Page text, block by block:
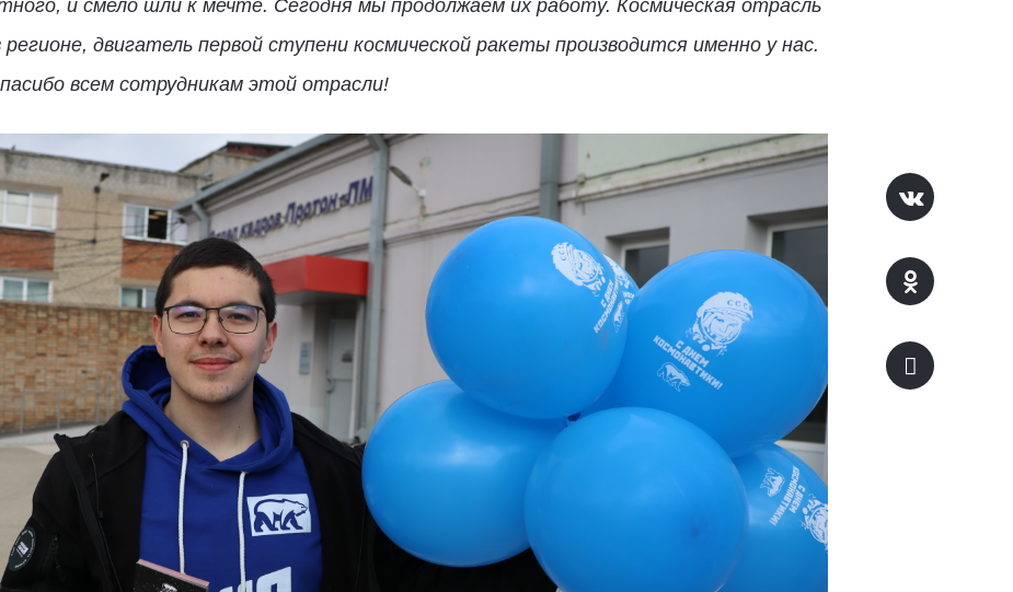
и смело шли к мечте. Сегодня мы продолжаем их работу. Космическая отрасль
двигатель первой ступени космической ракеты производится именно у нас.
всем сотрудникам этой отрасли!